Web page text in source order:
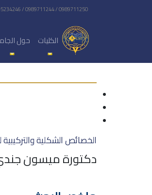
/ 0989711244 / 0989711250
الكليات حول
الخصائص الشكلية
دكتورة ميسون